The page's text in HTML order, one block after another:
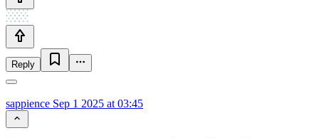
Reply
sappience Sep 1 2025 at 03:45